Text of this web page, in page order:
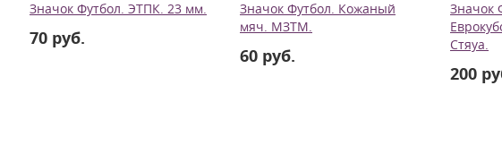
Значок Футбол. ЭТПК. 23 мм.
70 руб.
Значок Футбол. Кожаный
мяч. МЗТМ.
60 руб.
Значок
Стяуа.
200